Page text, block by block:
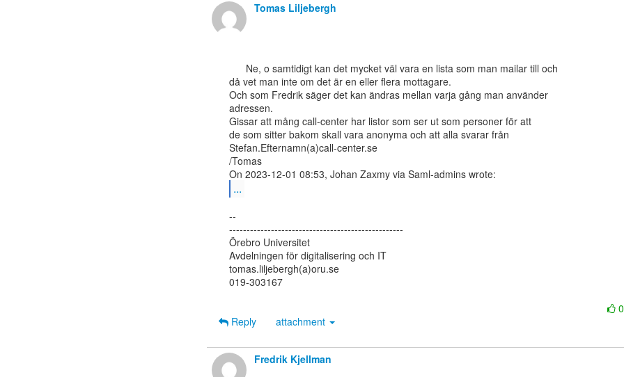
Tomas Liljebergh
då vet man inte om det är en eller flera mottagare.
Och som Fredrik säger det kan ändras mellan varja gång man använder
adressen.
Gissar att mång call-center har listor som ser ut som personer för att
de som sitter bakom skall vara anonyma och att alla svarar från
Stefan.Efternamn(a)call-center.se
/Tomas
...
--
--------------------------------------------------
Örebro Universitet
Avdelningen för digitalisering och IT
tomas.liljebergh(a)oru.se
019-303167
Reply
attachment
Fredrik Kjellman